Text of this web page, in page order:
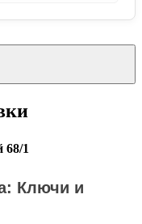
68/1
Ключи и